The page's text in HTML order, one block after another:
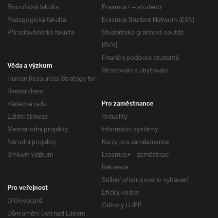
Filozofická fakulta
Pedagogická fakulta
Přírodovědecká fakulta
Erasmus+ – studenti
Erasmus Student Network (ESN)
Studentská grantová soutěž
(SVV)
Finanční podpora studentů
Stravování a ubytování
Věda a výzkum
Human Resources Strategy for
Researchers
Vědecká rada
Ediční činnost
Mezinárodní projekty
Národní projekty
Smluvní výzkum
Pro zaměstnance
Aktuality
Informační systémy
Kurzy pro zaměstnance
Erasmus+ – zaměstnaci
Rekreace
Sdílení přístrojového vybavení
Etický kodex
Odbory UJEP
Pro veřejnost
O Univerzitě
Dům umění Ústí nad Labem